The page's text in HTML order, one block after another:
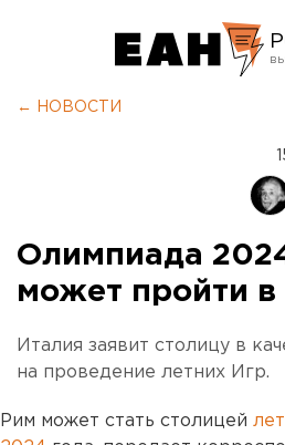
← НОВОСТИ
Олимпиада
может пройти в
Италия заявит столицу в
на проведение летних Игр.
Рим может стать столицей